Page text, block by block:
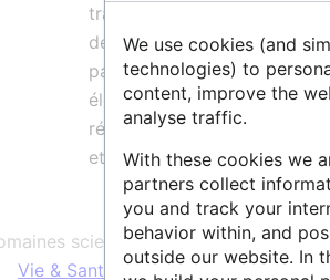
traditionnelle et permettent
de l’ordre du nanomètre. Ce
particulièrement important
électronique, les membres
réalisent d'office l'aide à
et à la présentation des
scientifiques :
Vie & Santé
We use cookies (and
technologies) to
content, improve the
analyse traffic.
With these cookies we
partners collect
you and track your
behavior within, and
outside our website. In